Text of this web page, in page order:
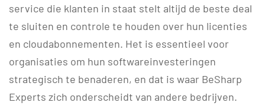
service die klanten in staat stelt altijd de beste deal
te sluiten en controle te houden over hun licenties
en cloudabonnementen. Het is essentieel voor
organisaties om hun softwareinvesteringen
strategisch te benaderen, en dat is waar BeSharp
Experts zich onderscheidt van andere bedrijven.